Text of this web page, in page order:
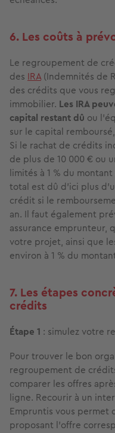
6. Les coûts à
Le regroupement de
des IRA(Indemnités de
des crédits que vous
immobilier. Les IRA
capital restant dû ou
sur le capital
Si le rachat de crédits
de plus de 10 000 € ou
limités à 1 % du
total est dû d’ici plus
crédit si le
an. Il faut également
assurance emprunteur,
votre projet, ainsi que
environ à 1 % du
7. Les étapes
crédits
Étape 1 : simulez votre
Pour trouver le bon
regroupement de
comparer les offres
ligne. Recourir à un
Empruntis vous permet
proposant l’offre